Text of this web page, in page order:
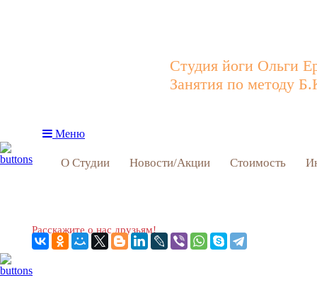
Студия йоги Ольги
Занятия по методу
Меню
О Студии Новости/Акции Стоимость
Расскажите о нас друзьям!